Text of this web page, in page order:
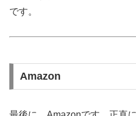
です。
Amazon